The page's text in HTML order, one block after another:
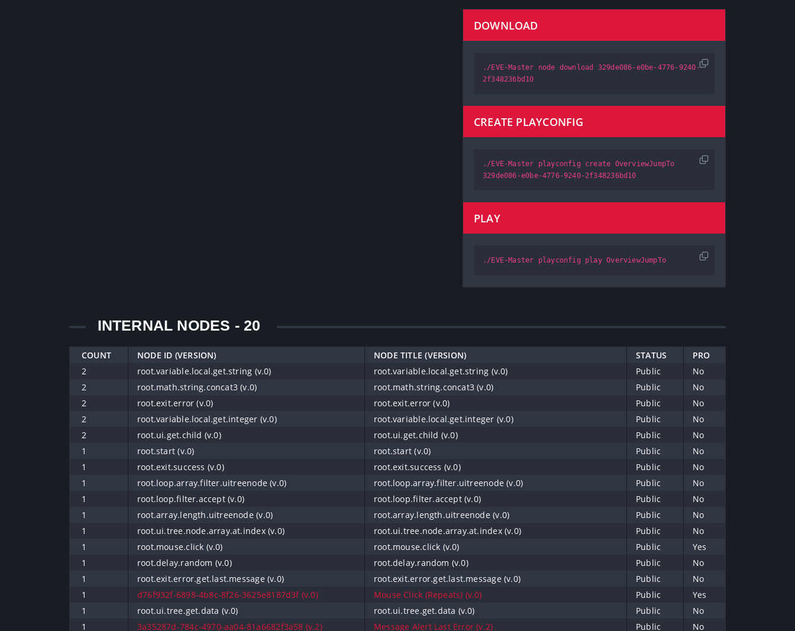
DOWNLOAD
./EVE-Master node download 329de086-e0be-4776-9240-
2f348236bd10
CREATE PLAYCONFIG
./EVE-Master playconfig create OverviewJumpTo
329de086-e0be-4776-9240-2f348236bd10
PLAY
./EVE-Master playconfig play OverviewJumpTo
INTERNAL NODES - 20
COUNT NODE ID (VERSION) NODE TITLE (VERSION) STATUS
PRO
2
root.variable.local.get.string (v.0) root.variable.local.get.string (v.0) Public
No
2
root.math.string.concat3 (v.0) root.math.string.concat3 (v.0) Public
No
2
root.exit.error (v.0) root.exit.error (v.0) Public
No
2
root.variable.local.get.integer (v.0) root.variable.local.get.integer (v.0) Public
No
2
root.ui.get.child (v.0) root.ui.get.child (v.0) Public
No
1
root.start (v.0) root.start (v.0) Public
No
1
root.exit.success (v.0) root.exit.success (v.0) Public
No
1
root.loop.array.filter.uitreenode (v.0) root.loop.array.filter.uitreenode (v.0) Public
No
1
root.loop.filter.accept (v.0) root.loop.filter.accept (v.0) Public
No
1
root.array.length.uitreenode (v.0) root.array.length.uitreenode (v.0) Public
No
1
root.ui.tree.node.array.at.index (v.0) root.ui.tree.node.array.at.index (v.0) Public
No
1
root.mouse.click (v.0) root.mouse.click (v.0) Public
Yes
1
root.delay.random (v.0) root.delay.random (v.0) Public
No
1
root.exit.error.get.last.message (v.0) root.exit.error.get.last.message (v.0) Public
No
1
d76f932f-6898-4b8c-8f26-3625e8187d3f (v.0) Mouse Click (Repeats) (v.0) Public
Yes
1
root.ui.tree.get.data (v.0) root.ui.tree.get.data (v.0) Public
No
1
3a35287d-784c-4970-aa04-81a6682f3a58 (v.2) Message Alert Last Error (v.2) Public No